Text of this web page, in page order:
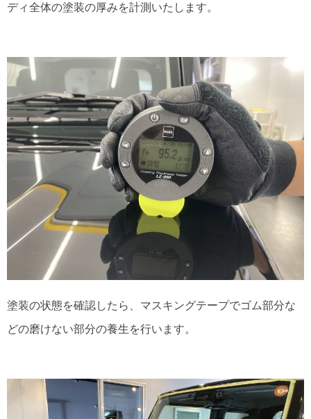
ディ全体の塗装の厚みを計測いたします。
塗装の状態を確認したら、マスキングテープでゴム部分な
どの磨けない部分の養生を行います。